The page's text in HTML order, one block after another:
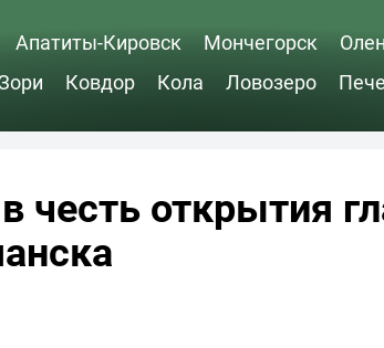
Апатиты-Кировск Мончегорск
Ковдор Кола Ловозеро
честь открытия